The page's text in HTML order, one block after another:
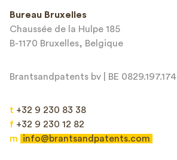
Message*
Bureau Bruxelles
Chaussée de la Hulpe 185
B-1170 Bruxelles, Belgique
Brantsandpatents bv | BE 0829.197.174
t +32 9 230 83 38
f +32 9 230 12 82
m
info@brantsandpatents.com